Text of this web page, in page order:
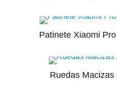
Patinete Xiaomi
Ruedas Macizas